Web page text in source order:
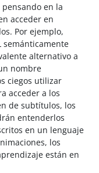
en la
acceder en
Por ejemplo,
semánticamente
alternativo a
nombre
ciegos utilizar
acceder a los
de subtítulos, los
entenderlos
en un lenguaje
los
están en